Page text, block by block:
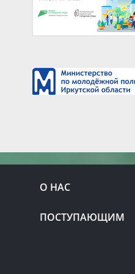
О НАС
ПОСТУПАЮЩИМ